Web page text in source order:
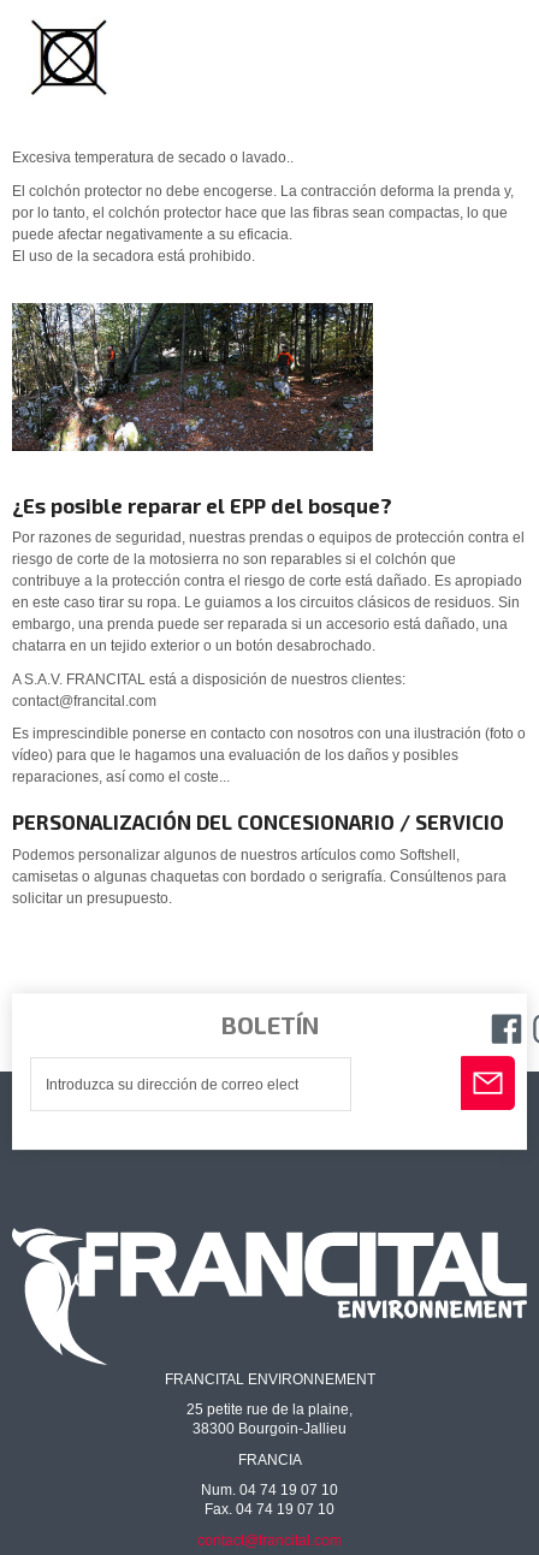
Excesiva temperatura de secado o lavado..
El colchón protector no debe encogerse. La contracción deforma la prenda y,
por lo tanto, el colchón protector hace que las fibras sean compactas, lo que
puede afectar negativamente a su eficacia.
El uso de la secadora está prohibido.
¿Es posible reparar el EPP del bosque?
Por razones de seguridad, nuestras prendas o equipos de protección contra el
riesgo de corte de la motosierra no son reparables si el colchón que
contribuye a la protección contra el riesgo de corte está dañado. Es apropiado
en este caso tirar su ropa. Le guiamos a los circuitos clásicos de residuos. Sin
embargo, una prenda puede ser reparada si un accesorio está dañado, una
chatarra en un tejido exterior o un botón desabrochado.
A S.A.V. FRANCITAL está a disposición de nuestros clientes:
contact@francital.com
Es imprescindible ponerse en contacto con nosotros con una ilustración (foto o
vídeo) para que le hagamos una evaluación de los daños y posibles
reparaciones, así como el coste...
PERSONALIZACIÓN DEL CONCESIONARIO / SERVICIO
Podemos personalizar algunos de nuestros artículos como Softshell,
camisetas o algunas chaquetas con bordado o serigrafía. Consúltenos para
solicitar un presupuesto.
BOLETÍN
FRANCITAL ENVIRONNEMENT
25 petite rue de la plaine,
38300 Bourgoin-Jallieu
FRANCIA
Num. 04 74 19 07 10
Fax. 04 74 19 07 10
contact@francital.com